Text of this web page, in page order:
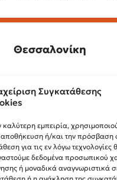
Συγκατάθεσης
εμπειρία,
ή/και την πρόσβαση
για τις εν λόγω τεχνολογίες
δεδομένα προσωπικού
ή μοναδικά αναγνωριστικά
Θεσσαλονίκη
2315 525 020
Fax: 210 32 15 644
112, 3ος όροφος,
Θεσσαλονίκη
Ώρες λειτουργίας:
– Παρασκευή, 10:00